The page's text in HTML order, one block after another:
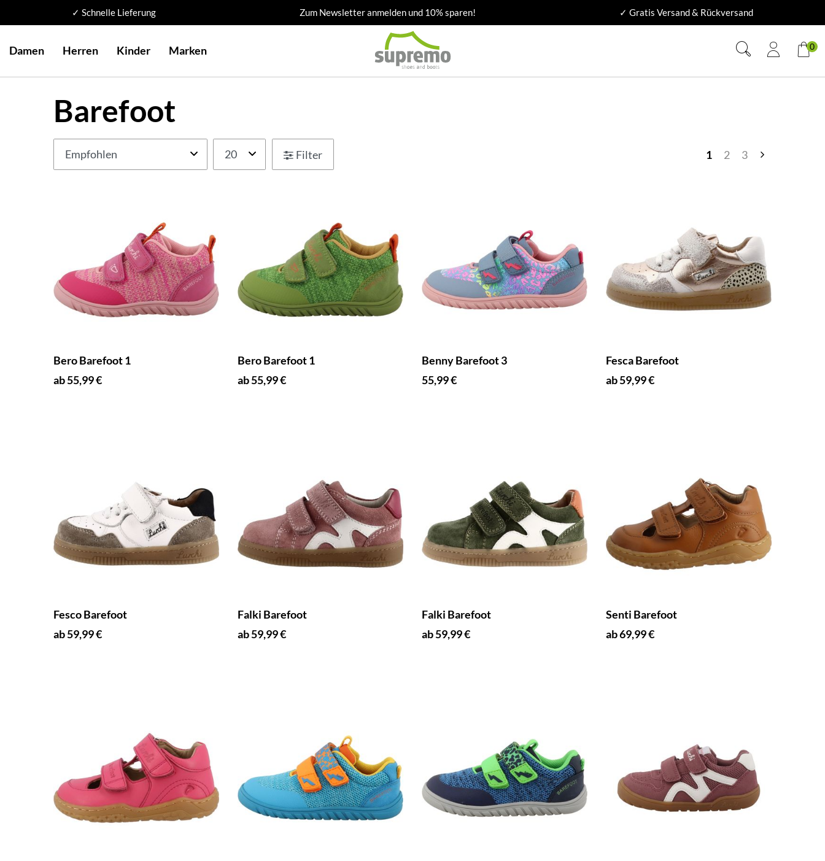
✓ Schnelle Lieferung Zum Newsletter anmelden und 10% sparen! ✓ Gratis Versand & Rückversand
Damen Herren Kinder Marken 0
Barefoot
Filter 1 2 3
Bero Barefoot 1
ab 55,99 €
Bero Barefoot 1
ab 55,99 €
Benny Barefoot 3
55,99 €
Fesca Barefoot
ab 59,99 €
Fesco Barefoot
ab 59,99 €
Falki Barefoot
ab 59,99 €
Falki Barefoot
ab 59,99 €
Senti Barefoot
ab 69,99 €